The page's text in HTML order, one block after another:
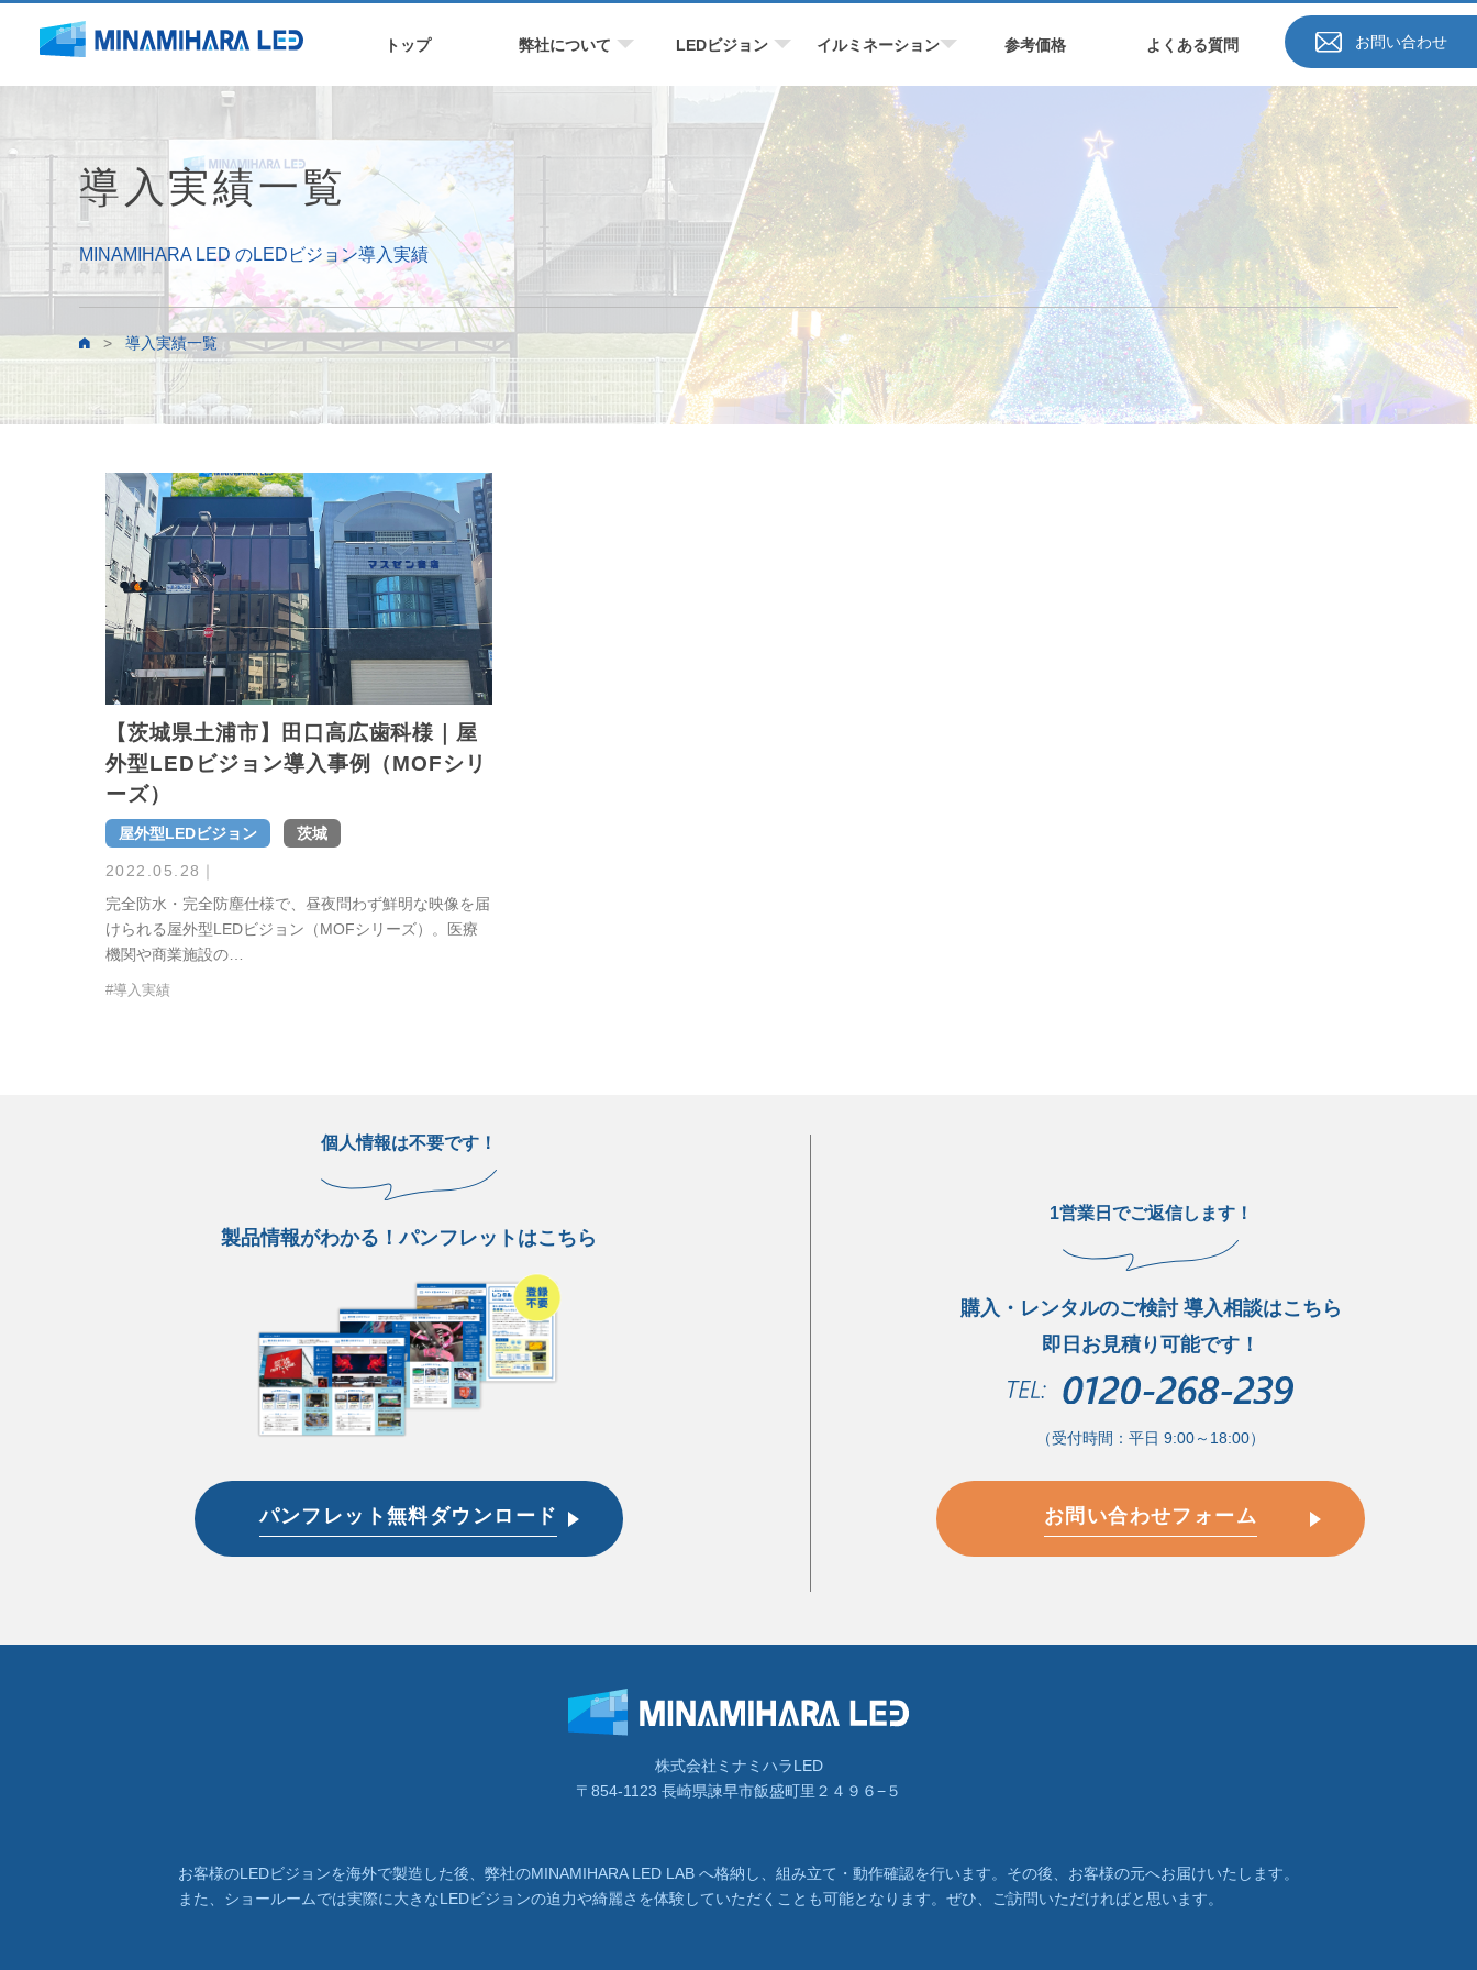
トップ 弊社について LEDビジョン イルミネーション 参考価格 よくある質問 お問い合わせ
導入実績一覧
MINAMIHARA LED のLEDビジョン導入実績
> 導入実績一覧
【茨城県土浦市】田口高広歯科様｜屋
外型LEDビジョン導入事例（MOFシリ
ーズ）
屋外型LEDビジョン 茨城
2022.05.28
完全防水・完全防塵仕様で、昼夜問わず鮮明な映像を届
けられる屋外型LEDビジョン（MOFシリーズ）。医療
機関や商業施設の…
#導入実績
個人情報は不要です！
製品情報がわかる！パンフレットはこちら
パンフレット無料ダウンロード
1営業日でご返信します！
購入・レンタルのご検討 導入相談はこちら
即日お見積り可能です！
（受付時間：平日 9:00～18:00）
お問い合わせフォーム
株式会社ミナミハラLED
〒854-1123 長崎県諫早市飯盛町里２４９６−５
お客様のLEDビジョンを海外で製造した後、弊社のMINAMIHARA LED LAB へ格納し、組み立て・動作確認を行います。その後、お客様の元へお届けいたします。
また、ショールームでは実際に大きなLEDビジョンの迫力や綺麗さを体験していただくことも可能となります。ぜひ、ご訪問いただければと思います。